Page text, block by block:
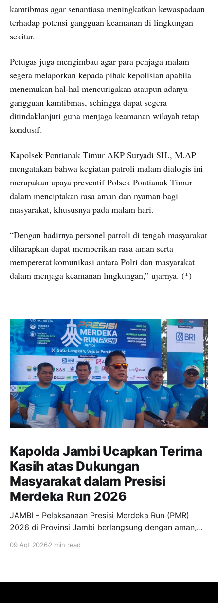
kamtibmas agar senantiasa meningkatkan kewaspadaan
terhadap potensi gangguan keamanan di lingkungan
sekitar.
Petugas juga mengimbau agar para penjaga malam
segera melaporkan kepada pihak kepolisian apabila
menemukan hal-hal mencurigakan ataupun adanya
gangguan kamtibmas, sehingga dapat segera
ditindaklanjuti guna menjaga keamanan wilayah tetap
kondusif.
Kapolsek Pontianak Timur AKP Suryadi SH., M.AP
mengatakan bahwa kegiatan patroli malam dialogis ini
merupakan upaya preventif Polsek Pontianak Timur
dalam menciptakan rasa aman dan nyaman bagi
masyarakat, khususnya pada malam hari.
“Dengan hadirnya personel patroli di tengah masyarakat
diharapkan dapat memberikan rasa aman serta
mempererat komunikasi antara Polri dan masyarakat
dalam menjaga keamanan lingkungan,” ujarnya. (*)
Kapolda Jambi Ucapkan Terima
Kasih atas Dukungan
Masyarakat dalam Presisi
Merdeka Run 2026
JAMBI – Pelaksanaan Presisi Merdeka Run (PMR)
2026 di Provinsi Jambi berlangsung dengan aman,
kawasan Kantor Gubernur Jambi tersebut mendapat
09 Agt 2026 2 min read